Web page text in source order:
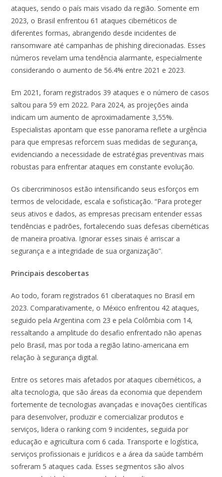
ataques, sendo o país mais visado da região. Somente em
2023, o Brasil enfrentou 61 ataques cibernéticos de
diferentes formas, abrangendo desde incidentes de
ransomware até campanhas de phishing direcionadas. Esses
números revelam uma tendência alarmante, especialmente
considerando o aumento de 56.4% entre 2021 e 2023.
Em 2021, foram registrados 39 ataques e o número de casos
saltou para 59 em 2022. Para 2024, as projeções ainda
indicam um aumento de aproximadamente 3,55%.
Especialistas apontam que esse panorama reflete a urgência
para que empresas reforcem suas medidas de segurança,
evidenciando a necessidade de estratégias preventivas mais
robustas para enfrentar ataques em constante evolução.
Os cibercriminosos estão intensificando seus esforços em
termos de velocidade, escala e sofisticação. “Para proteger
seus ativos e dados, as empresas precisam entender essas
tendências e padrões, fortalecendo suas defesas cibernéticas
de maneira proativa. Ignorar esses sinais é arriscar a
segurança e a integridade de sua organização”.
Principais descobertas
Ao todo, foram registrados 61 ciberataques no Brasil em
2023. Comparativamente, o México enfrentou 42 ataques,
seguido pela Argentina com 23 e pela Colômbia com 14,
ressaltando a amplitude do desafio enfrentado não apenas
pelo Brasil, mas por toda a região latino-americana em
relação à segurança digital.
Entre os setores mais afetados por ataques cibernéticos, a
alta tecnologia, que são áreas da economia que dependem
fortemente de tecnologias avançadas e inovações científicas
para desenvolver, produzir e comercializar produtos e
serviços, lidera o ranking com 9 incidentes, seguida por
educação e agricultura com 6 cada. Transporte e logística,
serviços profissionais e jurídicos e a área da saúde também
sofreram 5 ataques cada. Esses segmentos são alvos